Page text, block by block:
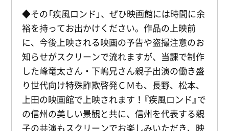
◆その「疾風ロンド」、ぜひ映画館には時間に余
裕を持ってお出かけください。作品の上映前
に、今後上映される映画の予告や盗撮注意のお
知らせがスクリーンで流れますが、当課で制作
した峰竜太さん・下嶋兄さん親子出演の働き盛
り世代向け特殊詐欺啓発ＣＭも、長野、松本、
上田の映画館で上映されます！『疾風ロンド』で
の信州の美しい景観と共に、信州を代表する親
子の共演もスクリーンでお楽しみいただき、映